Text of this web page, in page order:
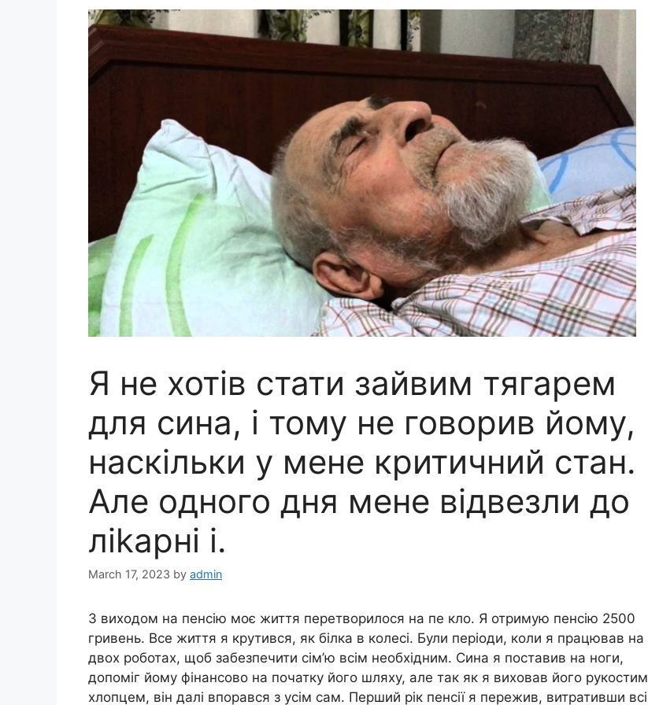
Я не хотів стати зайвим тягарем
для сина, і тому не говорив йому,
наскільки у мене критичний стан.
Але одного дня мене відвезли до
ліkарні і.
March 17, 2023 by admin
З виходом на пенсію моє життя перетворилося на пе кло. Я отримую пенсію 2500
гривень. Все життя я крутився, як білка в колесі. Були періоди, коли я працював на
двох роботах, щоб забезпечити сім’ю всім необхідним. Сина я поставив на ноги,
допоміг йому фінансово на початку його шляху, але так як я виховав його рукостим
хлопцем, він далі впорався з усім сам. Перший рік пенсії я пережив, витративши всі